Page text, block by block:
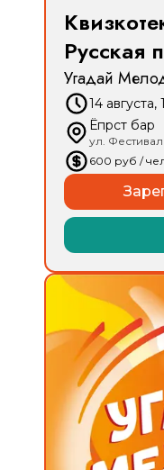
Русская
Угадай
14 августа,
Ёпрст бар
ул.
600 руб /